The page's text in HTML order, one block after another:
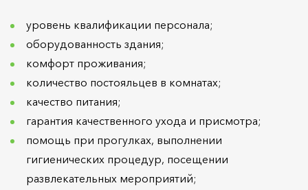
уровень квалификации персонала;
оборудованность здания;
комфорт проживания;
количество постояльцев в комнатах;
качество питания;
гарантия качественного ухода и присмотра;
помощь при прогулках, выполнении
гигиенических процедур, посещении
развлекательных мероприятий;